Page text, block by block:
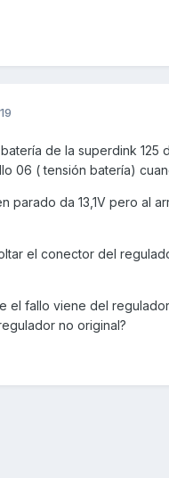
de la superdink
06 ( tensión batería)
parado da 13,1V pero al
el conector del
el fallo viene del
no original?